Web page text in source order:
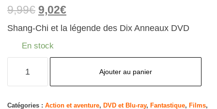
9,99€ 9,02€
Shang-Chi et la légende des Dix Anneaux DVD
En stock
Chi
Ajouter au panier
Catégories : Action et aventure, DVD et Blu-ray, Fantastique, Films,